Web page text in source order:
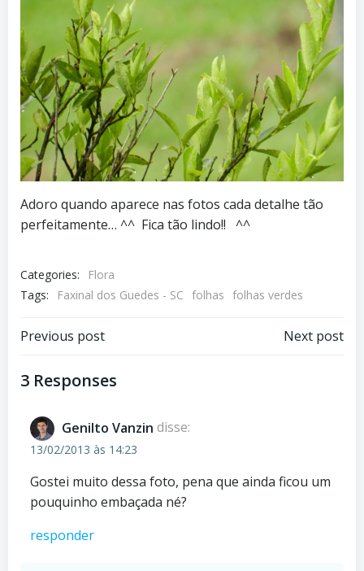
Adoro quando aparece nas fotos cada detalhe tão
perfeitamente… ^^ Fica tão lindo!! ^^
Categories:
Flora
Tags:
Faxinal dos Guedes - SC folhas folhas verdes
Post
navigation
Previous post Next post
3 Responses
Genilto Vanzin disse:
13/02/2013 às 14:23
Gostei muito dessa foto, pena que ainda ficou um
pouquinho embaçada né?
responder